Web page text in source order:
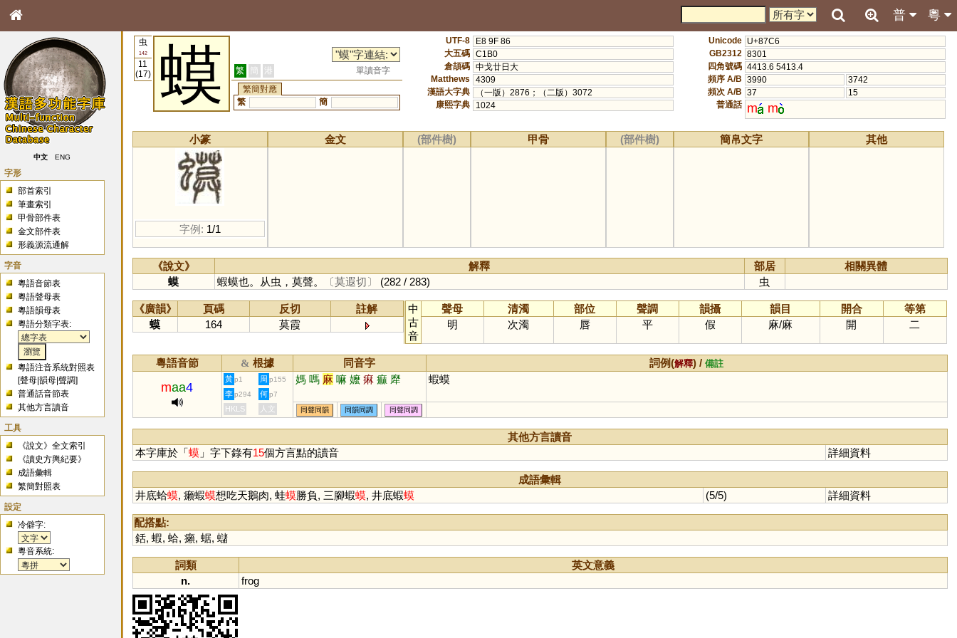
粵
普
中文 ENG
字形
部首索引
筆畫索引
甲骨部件表
金文部件表
形義源流通解
字音
粵語音節表
粵語聲母表
粵語韻母表
粵語分類字表:
粵語注音系統對照表
[聲母 |韻母 |聲調]
普通話音節表
其他方言讀音
工具
《說文》全文索引
《讀史方輿紀要》
成語彙輯
繁簡對照表
設定
冷僻字:
粵音系統:
虫
142
11
(17)
蟆 繁 簡 港
單讀音字
繁簡對應
繁
簡
UTF-8
E8 9F 86
大五碼 C1B0
倉頡碼 中戈廿日大
Matthews
4309
漢語大字典
（一版）2876；（二版）3072
康熙字典
1024
Unicode U+87C6
GB2312 8301
四角號碼 4413.6 5413.4
頻序 A/B 3990
3742
頻次 A/B 37
15
普通話 m m
小篆
字例: 1/1
金文 (部件樹) 甲骨 (部件樹) 簡帛文字 其他
《說文》 解釋 部居
相關異體
蟆
蝦蟆也。从虫，莫聲。 〔莫遐切〕 (282 / 283) 虫
《廣韻》 頁碼 反切
註解
蟆
164 莫霞
中
古
音
聲母 清濁 部位 聲調 韻攝 韻目 開合
等第
明
次濁 唇 平 假 麻/麻 開 二
粵語音節 & 根據 同音字 詞例(解釋) /備註
maa4
黃 p1 周 p155 媽 嗎 麻 嘛 嬤 痳 痲 犘 蝦蟆
李 p294 何 p7
HKLS 人文 同聲同韻 同韻同調 同聲同調
其他方言讀音
本字庫於「蟆 」字下錄有15個方言點的讀音 詳細資料
成語彙輯
井底蛤蟆, 癩蝦蟆想吃天鵝肉, 蛙蟆勝負, 三腳蝦蟆, 井底蝦蟆 (5/5) 詳細資料
配搭點:
銛, 蝦, 蛤, 癩, 蜛, 蠩
詞類
英文意義
n.
frog